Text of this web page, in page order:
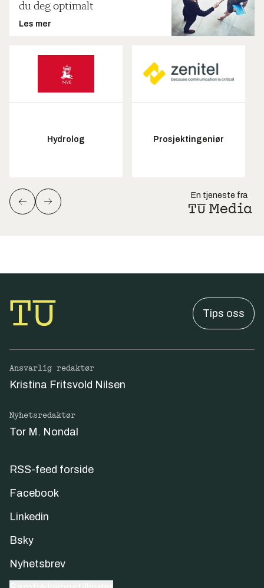
du deg optimalt
Les mer
Hydrolog Prosjektingeniør
En tjeneste fra
Tips oss
Ansvarlig redaktør
Kristina Fritsvold Nilsen
Nyhetsredaktør
Tor M. Nondal
RSS-feed forside
Facebook
Linkedin
Bsky
Nyhetsbrev